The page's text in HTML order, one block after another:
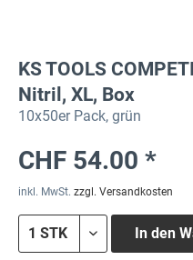
KS TOOLS
Nitril, XL, Box
10x50er Pack, grün
CHF 54.00 *
inkl. MwSt. zzgl. Versandkosten
In den